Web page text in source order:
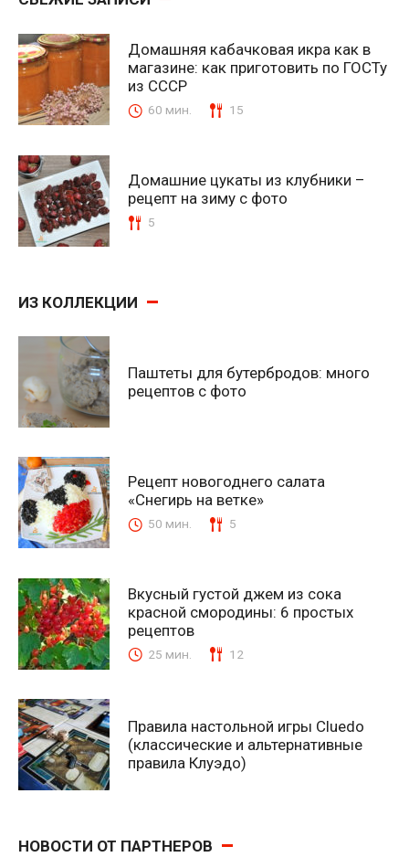
Домашняя кабачковая икра как в
магазине: как приготовить по ГОСТу
из СССР
60 мин. 15
Домашние цукаты из клубники –
рецепт на зиму с фото
5
ИЗ КОЛЛЕКЦИИ
Паштеты для бутербродов: много
рецептов с фото
Рецепт новогоднего салата
«Снегирь на ветке»
50 мин. 5
Вкусный густой джем из сока
красной смородины: 6 простых
рецептов
25 мин. 12
Правила настольной игры Cluedo
(классические и альтернативные
правила Клуэдо)
НОВОСТИ ОТ ПАРТНЕРОВ